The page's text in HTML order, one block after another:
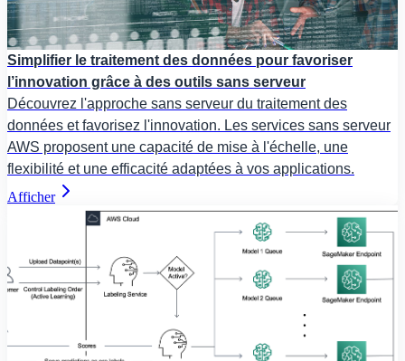
Simplifier le traitement des données pour favoriser
l’innovation grâce à des outils sans serveur
Découvrez l'approche sans serveur du traitement des
données et favorisez l'innovation. Les services sans serveur
AWS proposent une capacité de mise à l'échelle, une
flexibilité et une efficacité adaptées à vos applications.
Afficher